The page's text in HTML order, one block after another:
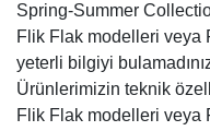
Spring-Summer
Flik Flak modelleri veya
yeterli bilgiyi
Ürünlerimizin teknik
Flik Flak modelleri veya